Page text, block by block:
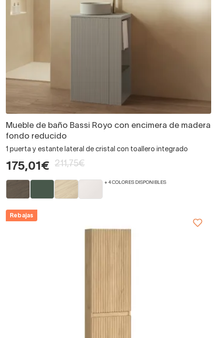
Mueble de baño Bassi Royo con encimera de madera
fondo reducido
1 puerta y estante lateral de cristal con toallero integrado
175,01€ 211,75€
+ 4 COLORES DISPONIBLES
Rebajas